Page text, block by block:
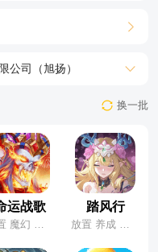
称号、全套红装、金色八
、景阳山脉、神界中
、通关海神九考，继承
辉煌！
公司（旭扬）
换一批
运战歌
放置 魔幻 养成
踏风行
放置 养成 修仙